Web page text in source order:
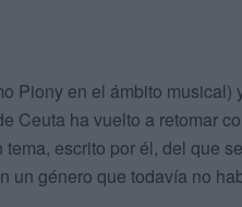
Piony en el ámbito musical)
Ceuta ha vuelto a retomar
escrito por él, del que
un género que todavía no